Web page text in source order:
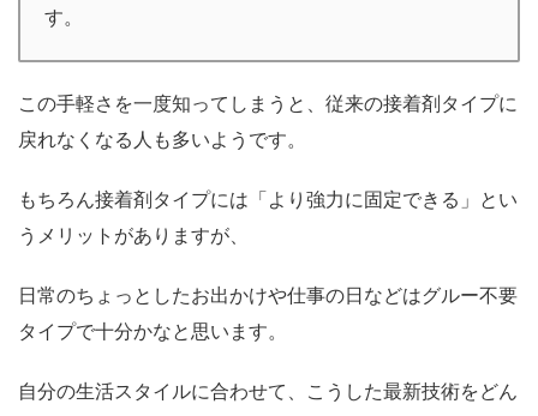
す。
この手軽さを一度知ってしまうと、従来の接着剤タイプに
戻れなくなる人も多いようです。
もちろん接着剤タイプには「より強力に固定できる」とい
うメリットがありますが、
日常のちょっとしたお出かけや仕事の日などはグルー不要
タイプで十分かなと思います。
自分の生活スタイルに合わせて、こうした最新技術をどん